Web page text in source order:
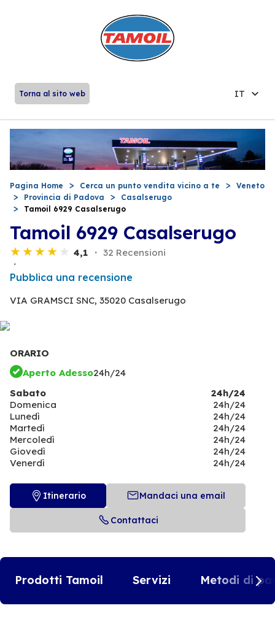
Torna al sito web IT
Pagina Home Cerca un punto vendita vicino a te
Veneto
Provincia di Padova
Casalserugo
Tamoil 6929 Casalserugo
Tamoil 6929 Casalserugo
4,1 32 Recensioni
Pubblica una recensione
VIA GRAMSCI SNC, 35020 Casalserugo
ORARIO
Aperto Adesso24h/24
Sabato
24h/24
Domenica
24h/24
Lunedì
24h/24
Martedì
24h/24
Mercoledì
24h/24
Giovedì
24h/24
Venerdì
24h/24
Itinerario Mandaci una email
Contattaci
Prodotti Tamoil Servizi Metodi di